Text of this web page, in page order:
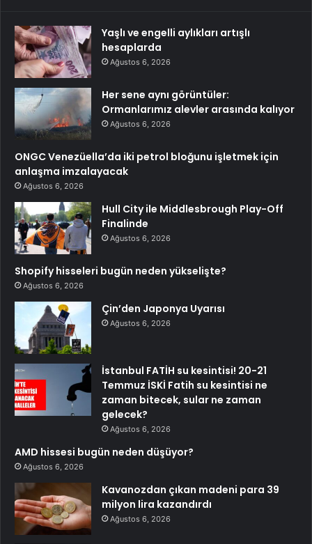
Yaşlı ve engelli aylıkları artışlı
hesaplarda
Ağustos 6, 2026
Her sene aynı görüntüler:
Ormanlarımız alevler arasında kalıyor
Ağustos 6, 2026
ONGC Venezüella’da iki petrol bloğunu işletmek için
anlaşma imzalayacak
Ağustos 6, 2026
Hull City ile Middlesbrough Play-Off
Finalinde
Ağustos 6, 2026
Shopify hisseleri bugün neden yükselişte?
Ağustos 6, 2026
Çin’den Japonya Uyarısı
Ağustos 6, 2026
İstanbul FATİH su kesintisi! 20-21
Temmuz İSKİ Fatih su kesintisi ne
zaman bitecek, sular ne zaman
gelecek?
Ağustos 6, 2026
AMD hissesi bugün neden düşüyor?
Ağustos 6, 2026
Kavanozdan çıkan madeni para 39
milyon lira kazandırdı
Ağustos 6, 2026